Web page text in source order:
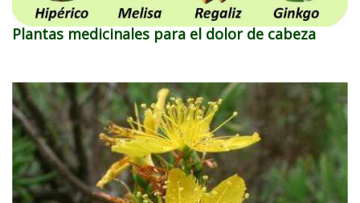
Plantas medicinales para el dolor de cabeza